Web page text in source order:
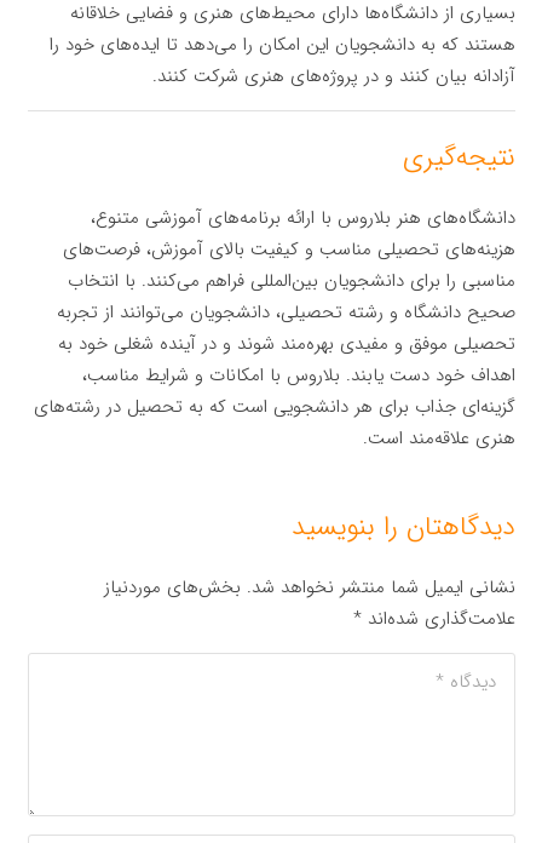
بسیاری از دانشگاه‌ها دارای محیط‌های هنری و فضایی خلاقانه
هستند که به دانشجویان این امکان را می‌دهد تا ایده‌های خود را
آزادانه بیان کنند و در پروژه‌های هنری شرکت کنند.
نتیجه‌گیری
دانشگاه‌های هنر بلاروس با ارائه برنامه‌های آموزشی متنوع،
هزینه‌های تحصیلی مناسب و کیفیت بالای آموزش، فرصت‌های
مناسبی را برای دانشجویان بین‌المللی فراهم می‌کنند. با انتخاب
صحیح دانشگاه و رشته تحصیلی، دانشجویان می‌توانند از تجربه
تحصیلی موفق و مفیدی بهره‌مند شوند و در آینده شغلی خود به
اهداف خود دست یابند. بلاروس با امکانات و شرایط مناسب،
گزینه‌ای جذاب برای هر دانشجویی است که به تحصیل در رشته‌های
هنری علاقه‌مند است.
دیدگاهتان را بنویسید
نشانی ایمیل شما منتشر نخواهد شد. بخش‌های موردنیاز
علامت‌گذاری شده‌اند*